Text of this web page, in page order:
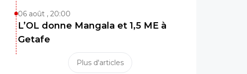
06 août , 20:00
L’OL donne Mangala et 1,5 ME à
Getafe
Plus d'articles